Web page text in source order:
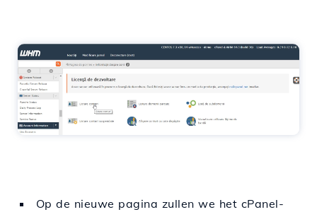
Op de nieuwe pagina zullen we het cPanel-